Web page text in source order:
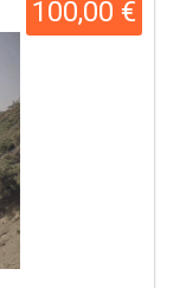
100,00 €